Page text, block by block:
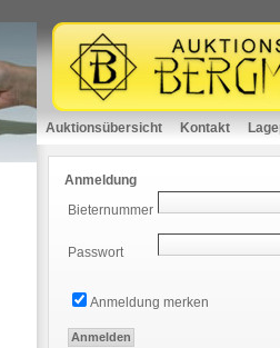
Auktionsübersicht Kontakt
Anmeldung
Bieternummer
Passwort
Anmeldung merken